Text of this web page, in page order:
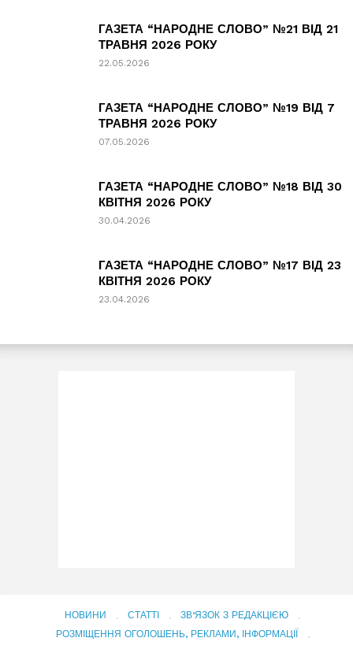
ГАЗЕТА “НАРОДНЕ СЛОВО” №21 ВІД 21
ТРАВНЯ 2026 РОКУ
22.05.2026
ГАЗЕТА “НАРОДНЕ СЛОВО” №19 ВІД 7
ТРАВНЯ 2026 РОКУ
07.05.2026
ГАЗЕТА “НАРОДНЕ СЛОВО” №18 ВІД 30
КВІТНЯ 2026 РОКУ
30.04.2026
ГАЗЕТА “НАРОДНЕ СЛОВО” №17 ВІД 23
КВІТНЯ 2026 РОКУ
23.04.2026
НОВИНИ СТАТТІ
ЗВ’ЯЗОК З РЕДАКЦІЄЮ
РОЗМІЩЕННЯ ОГОЛОШЕНЬ, РЕКЛАМИ, ІНФОРМАЦІЇ